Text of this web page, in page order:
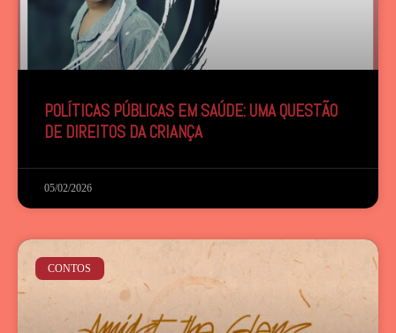
POLÍTICAS PÚBLICAS EM SAÚDE: UMA QUESTÃO
DE DIREITOS DA CRIANÇA
05/02/2026
CONTOS